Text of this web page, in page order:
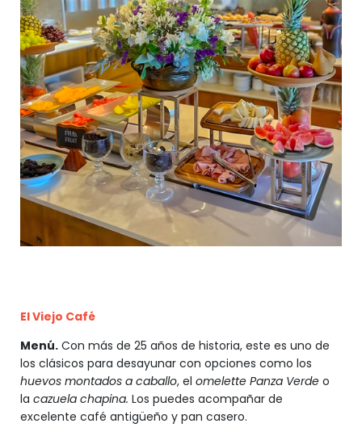
El Viejo Café
Menú. Con más de 25 años de historia, este es uno de
los clásicos para desayunar con opciones como los
huevos montados a caballo, el omelette Panza Verde o
la cazuela chapina. Los puedes acompañar de
excelente café antigüeño y pan casero.